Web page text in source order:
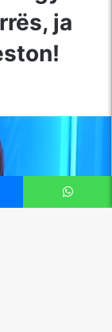
WhatsApp